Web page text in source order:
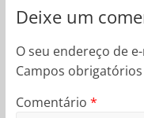
Deixe um
O seu endereço de
Campos
Comentário *